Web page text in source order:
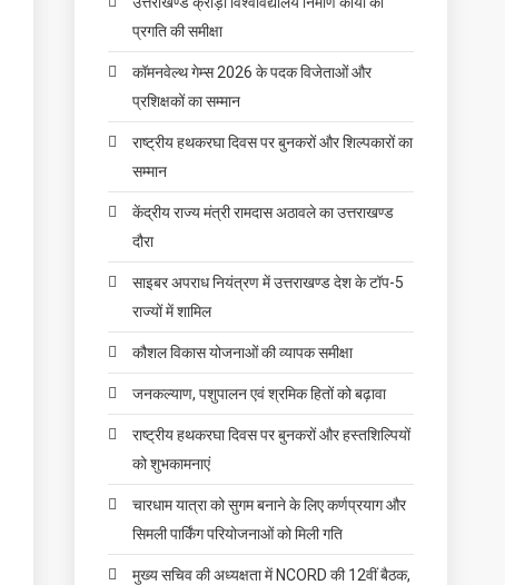
प्रगति की समीक्षा
कॉमनवेल्थ गेम्स 2026 के पदक विजेताओं और
प्रशिक्षकों का सम्मान
राष्ट्रीय हथकरघा दिवस पर बुनकरों और शिल्पकारों का
सम्मान
केंद्रीय राज्य मंत्री रामदास अठावले का उत्तराखण्ड
दौरा
साइबर अपराध नियंत्रण में उत्तराखण्ड देश के टॉप-5
राज्यों में शामिल
कौशल विकास योजनाओं की व्यापक समीक्षा
जनकल्याण, पशुपालन एवं श्रमिक हितों को बढ़ावा
राष्ट्रीय हथकरघा दिवस पर बुनकरों और हस्तशिल्पियों
को शुभकामनाएं
चारधाम यात्रा को सुगम बनाने के लिए कर्णप्रयाग और
सिमली पार्किंग परियोजनाओं को मिली गति
मुख्य सचिव की अध्यक्षता में NCORD की 12वीं बैठक,